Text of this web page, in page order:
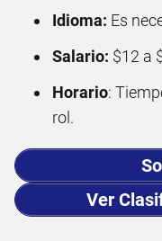
Idioma: Es
Salario: $12 a
Horario:
rol.
Ver